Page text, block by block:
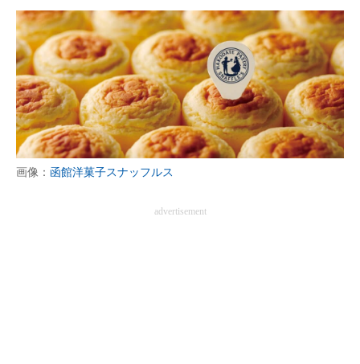
画像： 函館洋菓子スナッフルス
advertisement